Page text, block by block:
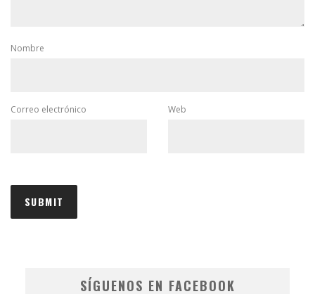
Nombre
Correo electrónico Web
SÍGUENOS EN FACEBOOK